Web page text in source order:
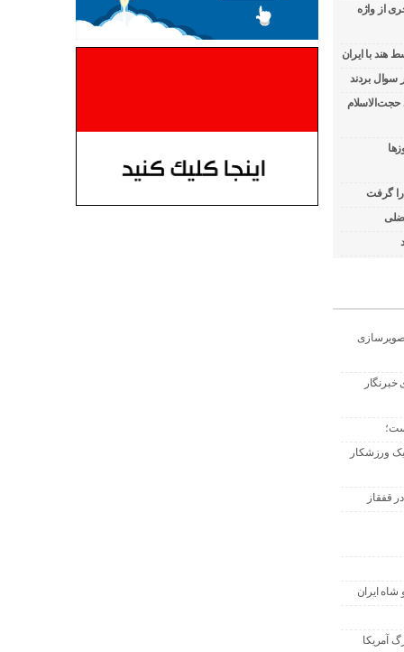
از واژه
هند با ایران
حجت‌الاسلام
را گرفت
یک ورزشکار
قفقاز
ایران
آمریکا